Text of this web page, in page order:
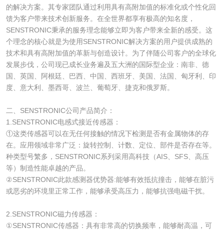
的解决方案。其专家团队通过利用具有高附加值的标准化或个性化回
馈为客户带来技术创新服务。在全世界都享有极高的知名度，
SENSTRONIC秉承的服务理念能够立即为客户带来全新的感受。这
个理念的核心就是为使用SENSTRONIC解决方案的用户提供成熟的
技术和具有高附加值的革新与创造设计。为了伴随公司客户的全球化
发展步伐，公司现已成长业务遍及五大洲的国际型企业：南非、德
国、英国、阿根廷、巴西、中国、西班牙、美国、法国、匈牙利、印
度、意大利、墨西哥、波兰、葡萄牙、捷克和俄罗斯。
二、SENSTRONIC公司产品简介：
1.SENSTRONIC电感式接近传感器：
①这类传感器可以在无任何接触的情况下检测是否有金属物体的存
在。应用领域非常广泛：旋转控制、计数、定位、部件是否存在等。
种类型号繁多，SENSTRONIC系列采用高科技（AIS、SFS、高压
等）制造性能卓越的产品。
②SENSTRONIC此款感测器优势器:能够有效抵抗撞击，能够在脏污
或恶劣的环境里正常工作，能够承受高压力，能够抗强电磁干扰。
2.SENSTRONIC磁力传感器：
①SENSTRONIC传感器：具有非常高的切换频率，能够耐高温，可